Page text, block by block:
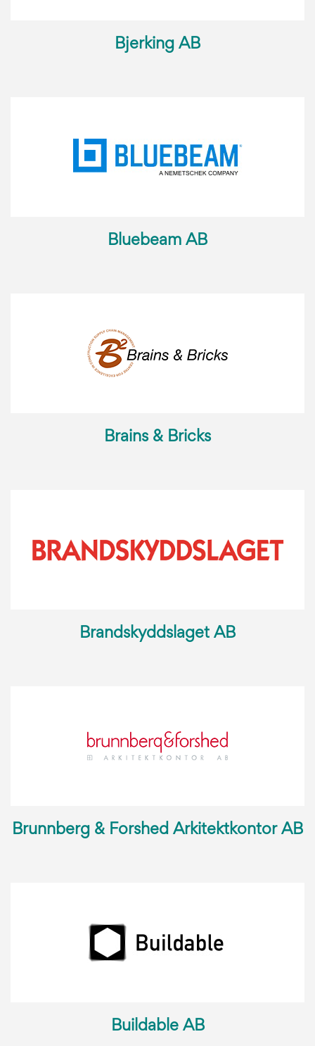
Bjerking AB
Bluebeam AB
Brains & Bricks
Brandskyddslaget AB
Brunnberg & Forshed Arkitektkontor AB
Buildable AB